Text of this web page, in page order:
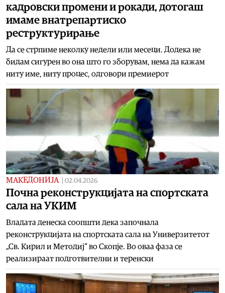
кадровски промени и рокади, дотогаш
имаме внатрепартиско
реструктурирање
Да се стрпиме неколку недели или месеци. Додека не
бидам сигурен во она што го зборувам, нема да кажам
ниту име, ниту процес, одговори премиерот
МАКЕДОНИЈА 02.04.2026
Почна реконструкцијата на спортската
сала на УКИМ
Владата денеска соопшти дека започнала
реконструкцијата на спортската сала на Универзитетот
„Св. Кирил и Методиј“ во Скопје. Во оваа фаза се
реализираат подготвителни и теренски